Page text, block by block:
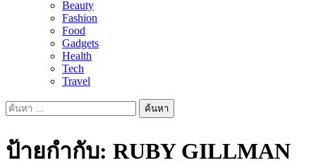
Beauty
Fashion
Food
Gadgets
Health
Tech
Travel
ค้นหา
ป้ายกำกับ: RUBY GILLMAN